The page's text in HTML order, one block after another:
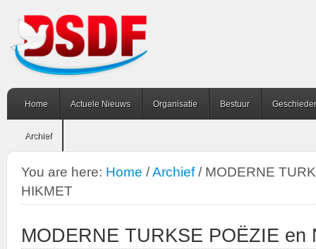
Home Actuele Nieuws Organisatie Bestuur
Archief
You are here: Home /Archief /MODERNE
HIKMET
MODERNE TURKSE POËZIE en